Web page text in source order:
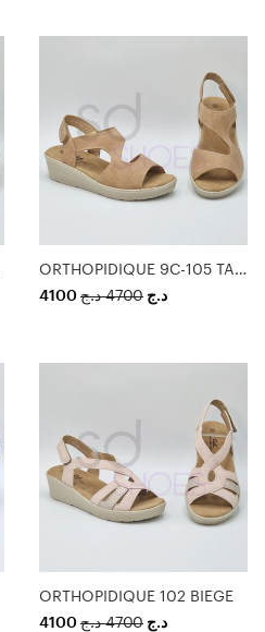
ORTHOPIDIQUE 9C-105 TAUPE
4100
د.ج 4700 د.ج
ORTHOPIDIQUE 102 BIEGE
4100
د.ج 4700 د.ج